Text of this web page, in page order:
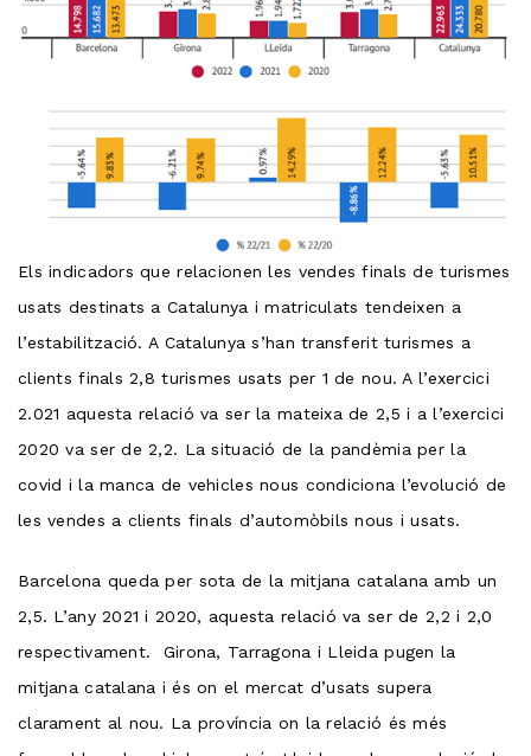
Els indicadors que relacionen les vendes finals de turismes
usats destinats a Catalunya i matriculats tendeixen a
l’estabilització. A Catalunya s’han transferit turismes a
clients finals 2,8 turismes usats per 1 de nou. A l’exercici
2.021 aquesta relació va ser la mateixa de 2,5 i a l’exercici
2020 va ser de 2,2. La situació de la pandèmia per la
covid i la manca de vehicles nous condiciona l’evolució de
les vendes a clients finals d’automòbils nous i usats.
Barcelona queda per sota de la mitjana catalana amb un
2,5. L’any 2021 i 2020, aquesta relació va ser de 2,2 i 2,0
respectivament. Girona, Tarragona i Lleida pugen la
mitjana catalana i és on el mercat d’usats supera
clarament al nou. La província on la relació és més